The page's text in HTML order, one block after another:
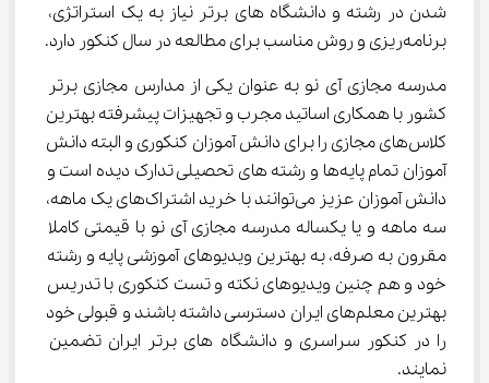
شدن در رشته و دانشگاه های برتر نیاز به یک استراتژی،
برنامه‌ریزی و روش مناسب برای مطالعه در سال کنکور دارد.
مدرسه مجازی آی نو به عنوان یکی از مدارس مجازی برتر
کشور با همکاری اساتید مجرب و تجهیزات پیشرفته بهترین
کلاس‌های مجازی را برای دانش آموزان کنکوری و البته دانش
آموزان تمام پایه‌ها و رشته های تحصیلی تدارک دیده است و
دانش آموزان عزیز می‌توانند با خرید اشتراک‌های یک ماهه،
سه ماهه و یا یکساله مدرسه مجازی آی نو با قیمتی کاملا
مقرون به صرفه، به بهترین ویدیوهای آموزشی پایه و رشته
خود و هم چنین ویدیوهای نکته و تست کنکوری با تدریس
بهترین معلم‌های ایران دسترسی داشته باشند و قبولی خود
را در کنکور سراسری و دانشگاه های برتر ایران تضمین
نمایند.